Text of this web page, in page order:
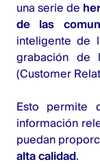
una serie de
de las
inteligente de
grabación de
(Customer
Esto permite
información
puedan
alta calidad.